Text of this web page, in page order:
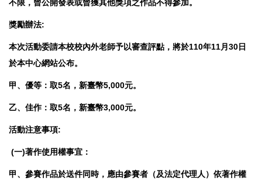
不限，曾公開發表或曾獲其他獎項之作品不得參加。
獎勵辦法:
本次活動委請本校校內外老師予以審查評點，將於110年11月30日
於本中心網站公布。
甲、優等：取5名，新臺幣5,000元。
乙、佳作：取5名，新臺幣3,000元。
活動注意事項:
(一)著作使用權事宜：
甲、參賽作品於送件同時，應由參賽者（及法定代理人）依著作權